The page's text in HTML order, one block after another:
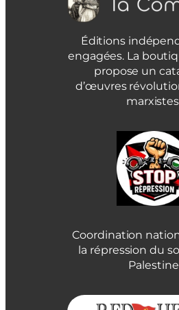
Éditions
engagées. La
propose un
d’œuvres
Coordination
la répression du
Palestine